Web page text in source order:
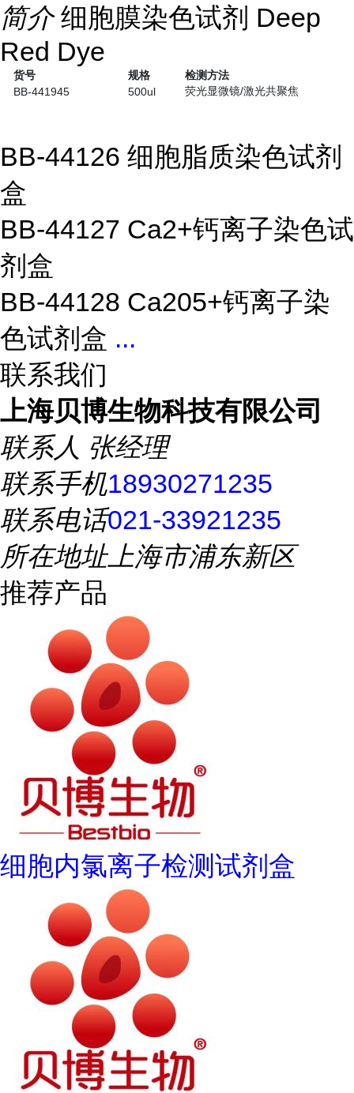
简介 细胞膜染色试剂 Deep
Red Dye
货号 规格
检测方法
BB-441945
500ul 荧光显微镜/激光共聚焦
BB-44126 细胞脂质染色试剂
盒
BB-44127 Ca2+钙离子染色试
剂盒
BB-44128 Ca205+钙离子染
色试剂盒 ...
联系我们
上海贝博生物科技有限公司
联系人 张经理
联系手机18930271235
联系电话021-33921235
所在地址上海市浦东新区
推荐产品
细胞内氯离子检测试剂盒